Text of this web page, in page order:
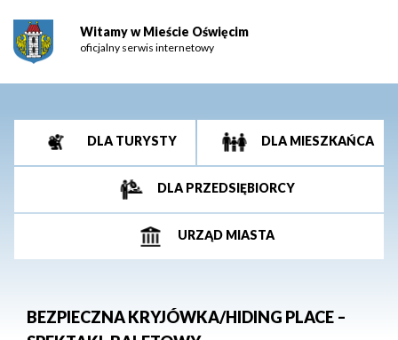
Witamy w Mieście Oświęcim
oficjalny serwis internetowy
DLA TURYSTY DLA MIESZKAŃCA
DLA PRZEDSIĘBIORCY
URZĄD MIASTA
BEZPIECZNA KRYJÓWKA/HIDING PLACE –